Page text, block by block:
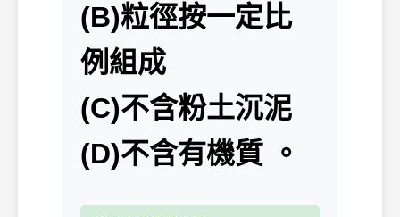
(B)粒徑按一定比
例組成
(C)不含粉土沉泥
(D)不含有機質 。